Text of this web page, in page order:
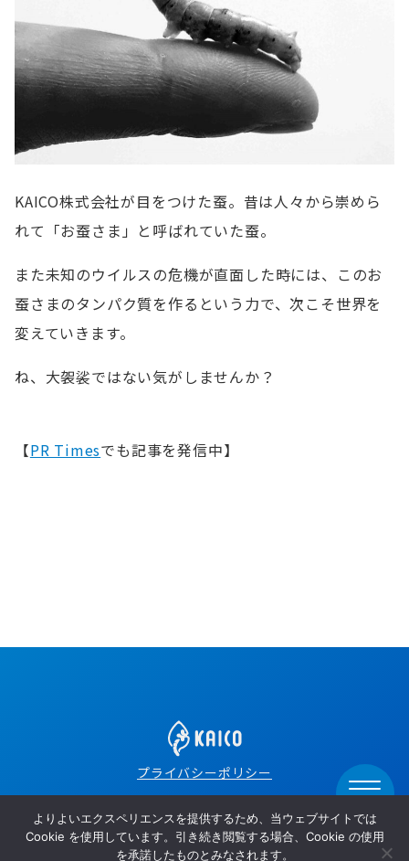
KAICO株式会社が目をつけた蚕。昔は人々から崇めら
れて「お蚕さま」と呼ばれていた蚕。
また未知のウイルスの危機が直面した時には、このお
蚕さまのタンパク質を作るという力で、次こそ世界を
変えていきます。
ね、大袈裟ではない気がしませんか？
【PR Timesでも記事を発信中】
プライバシーポリシー
ウェブサイト利用規約
©︎ 2024 KAICO LTD.
よりよいエクスペリエンスを提供するため、当ウェブサイトでは
Cookie を使用しています。引き続き閲覧する場合、Cookie の使用
を承諾したものとみなされます。